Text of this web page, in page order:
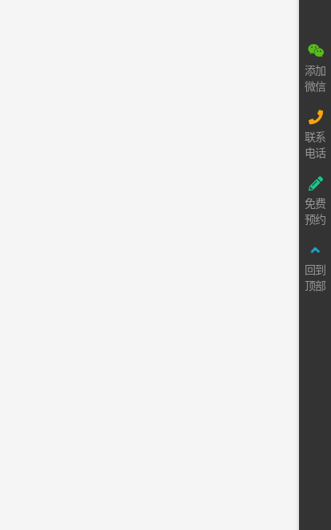
添加
微信
联系
电话
免费
预约
回到
顶部